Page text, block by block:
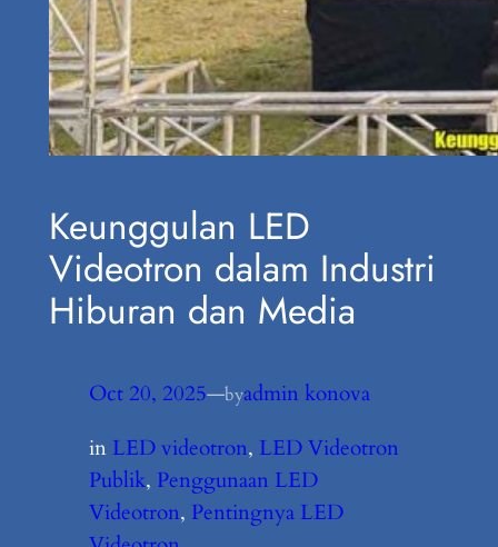
Keunggulan LED
Videotron dalam Industri
Hiburan dan Media
Oct 20, 2025—byadmin konova
in LED videotron, LED Videotron
Publik, Penggunaan LED
Videotron, Pentingnya LED